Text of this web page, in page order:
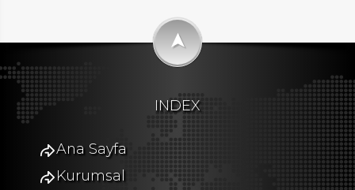
➤
INDEX
Ana Sayfa
Kurumsal